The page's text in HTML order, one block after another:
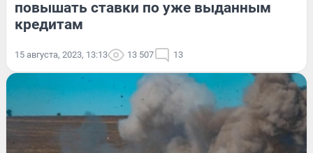
повышать ставки по уже выданным
кредитам
15 августа, 2023, 13:13 13 507 13